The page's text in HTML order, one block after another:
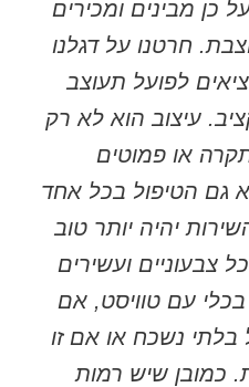
כן מבינים ומכירים
חרטנו על דגלנו
לפועל תעוצב
עיצוב הוא לא רק
או פמוטים
גם הטיפול בכל אחד
יהיה יותר טוב
צבעוניים ועשירים
עם טוויסט, אם
בלתי נשכח או אם זו
כמובן שיש רמות